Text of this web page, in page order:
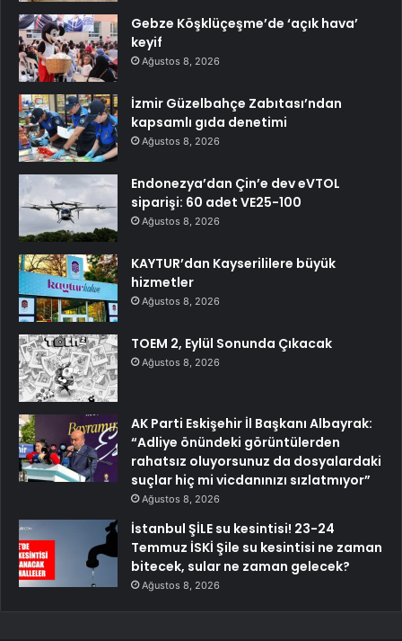
Gebze Köşklüçeşme’de ‘açık hava’
keyif
Ağustos 8, 2026
İzmir Güzelbahçe Zabıtası’ndan
kapsamlı gıda denetimi
Ağustos 8, 2026
Endonezya’dan Çin’e dev eVTOL
siparişi: 60 adet VE25-100
Ağustos 8, 2026
KAYTUR’dan Kayserililere büyük
hizmetler
Ağustos 8, 2026
TOEM 2, Eylül Sonunda Çıkacak
Ağustos 8, 2026
AK Parti Eskişehir İl Başkanı Albayrak:
“Adliye önündeki görüntülerden
rahatsız oluyorsunuz da dosyalardaki
suçlar hiç mi vicdanınızı sızlatmıyor”
Ağustos 8, 2026
İstanbul ŞİLE su kesintisi! 23-24
Temmuz İSKİ Şile su kesintisi ne zaman
bitecek, sular ne zaman gelecek?
Ağustos 8, 2026